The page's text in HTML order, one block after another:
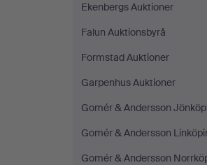
Ekenbergs Auktioner
Falun Auktionsbyrå
Formstad Auktioner
Garpenhus Auktioner
Gomér & Andersson
Gomér & Andersson
Gomér & Andersson